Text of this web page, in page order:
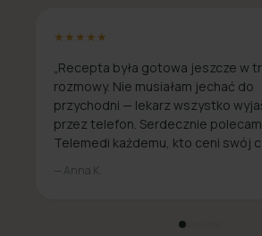
★★★★★
„Recepta była gotowa jeszcze w
rozmowy. Nie musiałam jechać do
przychodni — lekarz wszystko
przez telefon. Serdecznie polecam
Telemedi każdemu, kto ceni swój
— Anna K.